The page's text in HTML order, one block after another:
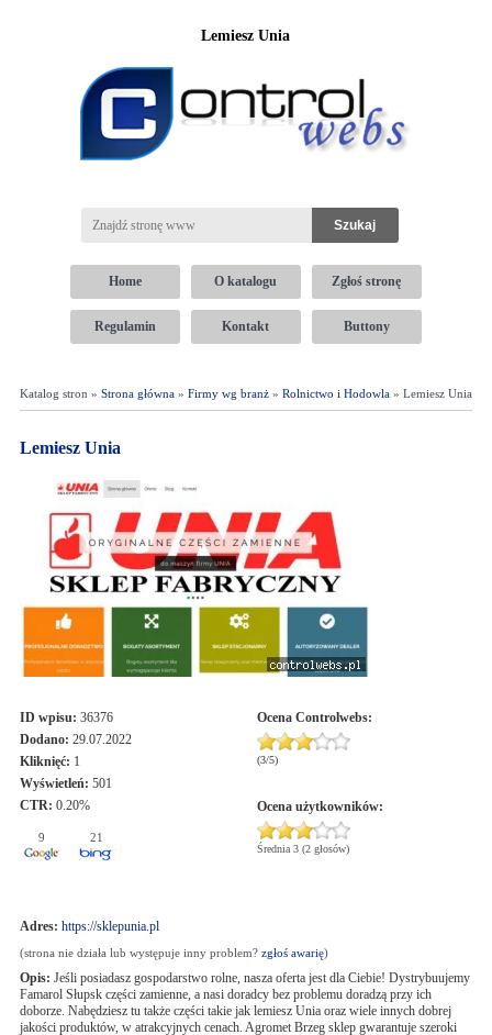
Lemiesz Unia
Home O katalogu Zgłoś stronę
Regulamin Kontakt Buttony
Katalog stron » Strona główna» Firmy wg branż» Rolnictwo i Hodowla» Lemiesz Unia
Lemiesz Unia
ID wpisu: 36376
Dodano: 29.07.2022
Kliknięć: 1
Wyświetleń: 501
CTR: 0.20%
9 21
Ocena Controlwebs:
(3/5)
Ocena użytkowników:
Średnia 3 (2 głosów)
Adres: https://sklepunia.pl
(strona nie działa lub występuje inny problem? zgłoś awarię)
Opis: Jeśli posiadasz gospodarstwo rolne, nasza oferta jest dla Ciebie! Dystrybuujemy
Famarol Słupsk części zamienne, a nasi doradcy bez problemu doradzą przy ich
doborze. Nabędziesz tu także części takie jak lemiesz Unia oraz wiele innych dobrej
jakości produktów, w atrakcyjnych cenach. Agromet Brzeg sklep gwarantuje szeroki